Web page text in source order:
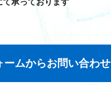
て承っております
ームからお問い合わせ